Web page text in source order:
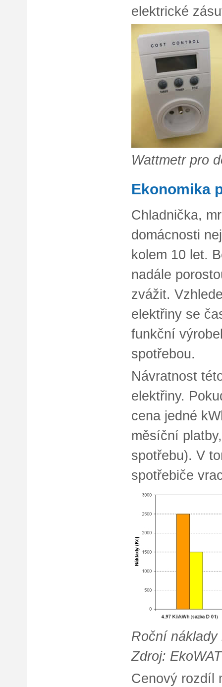
elektrické
Wattmetr pro
Ekonomika
Chladnička,
domácnosti
kolem 10 let.
nadále
zvážit.
elektřiny se
funkční
spotřebou.
Návratnost
elektřiny.
cena jedné
měsíční
spotřebu). V
spotřebiče
Roční náklady
Zdroj:
Cenový rozdíl